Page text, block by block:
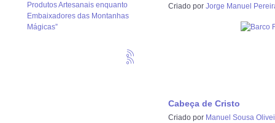
Produtos Artesanais enquanto
Embaixadores das Montanhas
Mágicas”
Criado por Jorge Manuel
Cabeça de Cristo
Criado por Manuel Sousa